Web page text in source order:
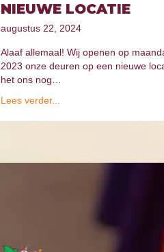
NIEUWE LOCATIE
augustus 22, 2024
Alaaf allemaal! Wij openen op
2023 onze deuren op een nieuwe
het ons nog…
Lees verder...